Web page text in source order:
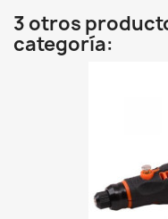
3 otros
categoría: